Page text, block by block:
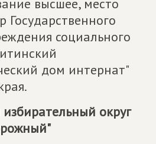
высшее, место
Государственного
социального
дом интернат"
округ